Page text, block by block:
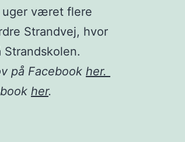
uger været flere
Strandvej, hvor
på Facebook her.
her.